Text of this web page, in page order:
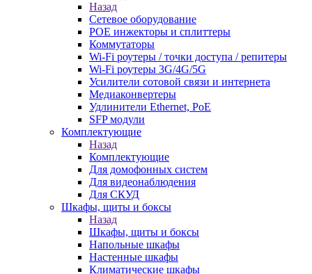
Назад
Сетевое оборудование
POE инжекторы и сплиттеры
Коммутаторы
Wi-Fi роутеры / точки доступа / репитеры
Wi-Fi роутеры 3G/4G/5G
Усилители сотовой связи и интернета
Медиаконвертеры
Удлинители Ethernet, PoE
SFP модули
Комплектующие
Назад
Комплектующие
Для домофонных систем
Для видеонаблюдения
Для СКУД
Шкафы, щиты и боксы
Назад
Шкафы, щиты и боксы
Напольные шкафы
Настенные шкафы
Климатические шкафы